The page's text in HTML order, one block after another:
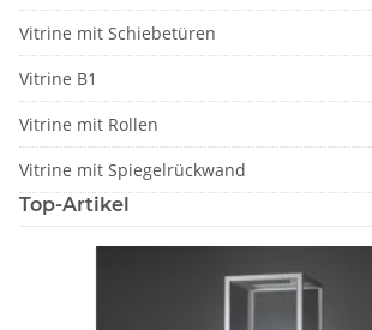
Vitrine mit Schiebetüren
Vitrine B1
Vitrine mit Rollen
Vitrine mit Spiegelrückwand
Top-Artikel